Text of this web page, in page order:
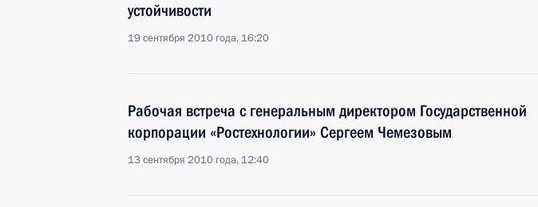
устойчивости
19 сентября 2010 года, 16:20
Рабочая встреча с генеральным директором Государственной
корпорации «Ростехнологии» Сергеем Чемезовым
13 сентября 2010 года, 12:40